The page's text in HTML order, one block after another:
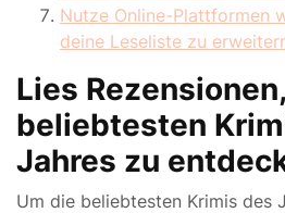
Nutze Online-Plattformen
deine Leseliste zu
Lies
beliebtesten
Jahres zu
Um die beliebtesten Krimis des